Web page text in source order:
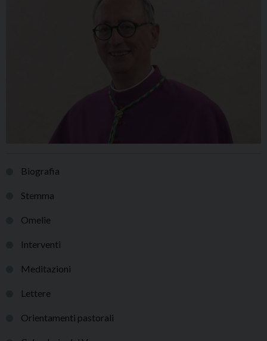
Biografia
Stemma
Omelie
Interventi
Meditazioni
Lettere
Orientamenti pastorali